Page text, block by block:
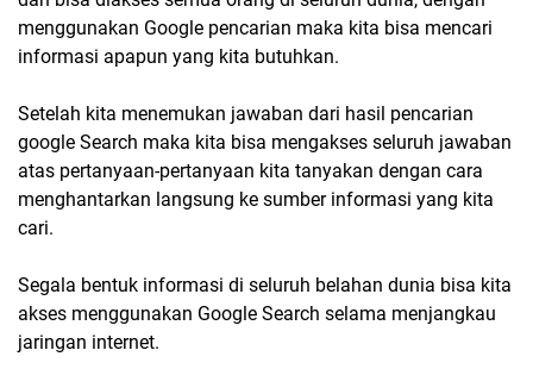
menggunakan Google pencarian maka kita bisa mencari
informasi apapun yang kita butuhkan.
Setelah kita menemukan jawaban dari hasil pencarian
google Search maka kita bisa mengakses seluruh jawaban
atas pertanyaan-pertanyaan kita tanyakan dengan cara
menghantarkan langsung ke sumber informasi yang kita
cari.
Segala bentuk informasi di seluruh belahan dunia bisa kita
akses menggunakan Google Search selama menjangkau
jaringan internet.